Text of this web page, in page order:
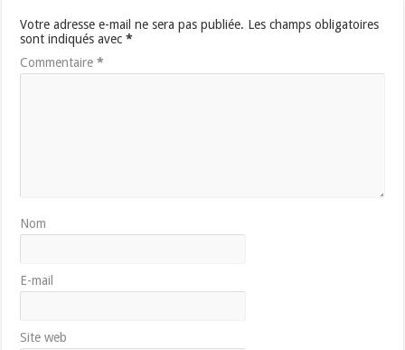
Votre adresse e-mail ne sera pas publiée. Les champs obligatoires
sont indiqués avec*
Commentaire*
Nom
E-mail
Site web